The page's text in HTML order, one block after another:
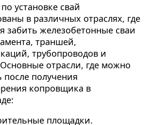
установке свай
в различных отраслях, где
забить железобетонные сваи
траншей,
трубопроводов и
отрасли, где можно
после получения
копровщика в
площадки.